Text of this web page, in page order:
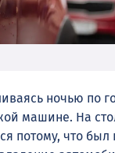
ночью по
машине. На
потому, что был